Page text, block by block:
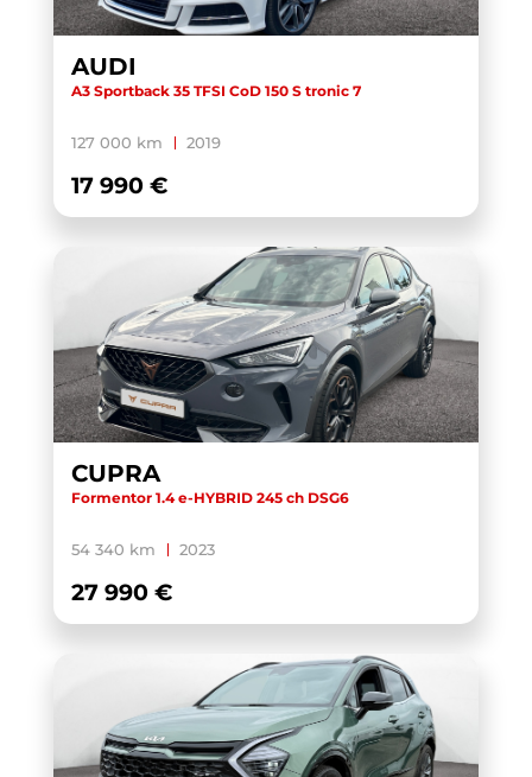
AUDI
A3 Sportback 35 TFSI CoD 150 S tronic 7
127 000 km 2019
17 990 €
CUPRA
Formentor 1.4 e-HYBRID 245 ch DSG6
54 340 km 2023
27 990 €